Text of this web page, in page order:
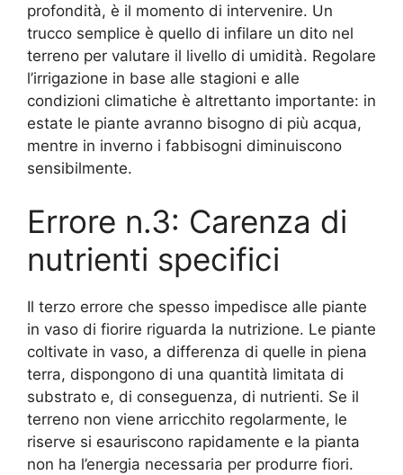
profondità, è il momento di intervenire. Un
trucco semplice è quello di infilare un dito nel
terreno per valutare il livello di umidità. Regolare
l’irrigazione in base alle stagioni e alle
condizioni climatiche è altrettanto importante: in
estate le piante avranno bisogno di più acqua,
mentre in inverno i fabbisogni diminuiscono
sensibilmente.
Errore n.3: Carenza di
nutrienti specifici
Il terzo errore che spesso impedisce alle piante
in vaso di fiorire riguarda la nutrizione. Le piante
coltivate in vaso, a differenza di quelle in piena
terra, dispongono di una quantità limitata di
substrato e, di conseguenza, di nutrienti. Se il
terreno non viene arricchito regolarmente, le
riserve si esauriscono rapidamente e la pianta
non ha l’energia necessaria per produrre fiori.